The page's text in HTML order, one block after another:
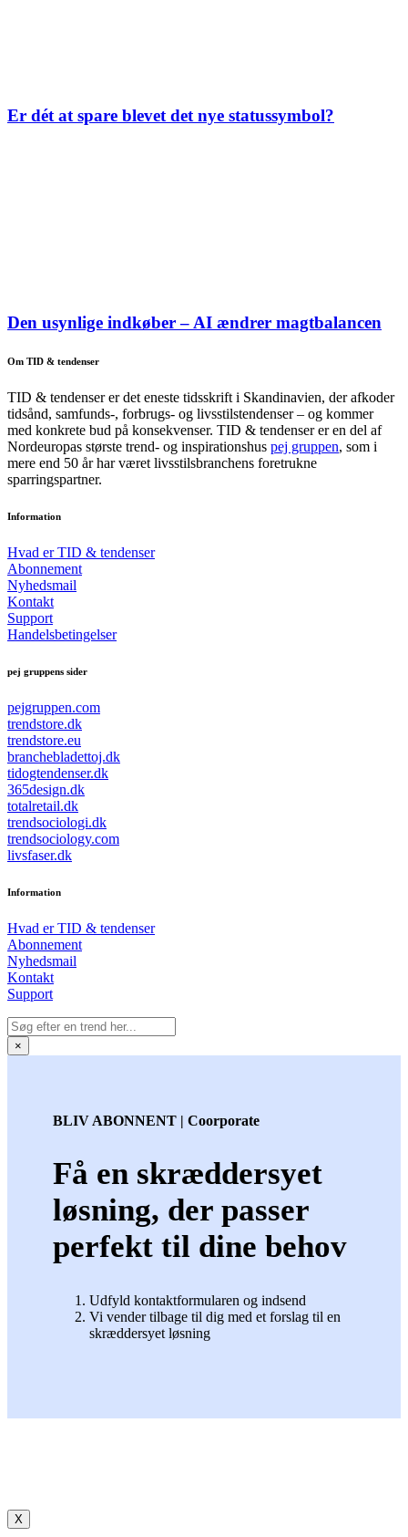
Er dét at spare blevet det nye statussymbol?
Den usynlige indkøber – AI ændrer magtbalancen
Om TID & tendenser
TID & tendenser er det eneste tidsskrift i Skandinavien, der afkoder
tidsånd, samfunds-, forbrugs- og livsstilstendenser – og kommer
med konkrete bud på konsekvenser. TID & tendenser er en del af
Nordeuropas største trend- og inspirationshus pej gruppen, som i
mere end 50 år har været livsstilsbranchens foretrukne
sparringspartner.
Information
Hvad er TID & tendenser
Abonnement
Nyhedsmail
Kontakt
Support
Handelsbetingelser
pej gruppens sider
pejgruppen.com
trendstore.dk
trendstore.eu
branchebladettoj.dk
tidogtendenser.dk
365design.dk
totalretail.dk
trendsociologi.dk
trendsociology.com
livsfaser.dk
Information
Hvad er TID & tendenser
Abonnement
Nyhedsmail
Kontakt
Support
×
BLIV ABONNENT | Coorporate
Få en skræddersyet
løsning, der passer
perfekt til dine behov
Udfyld kontaktformularen og indsend
Vi vender tilbage til dig med et forslag til en
skræddersyet løsning
X